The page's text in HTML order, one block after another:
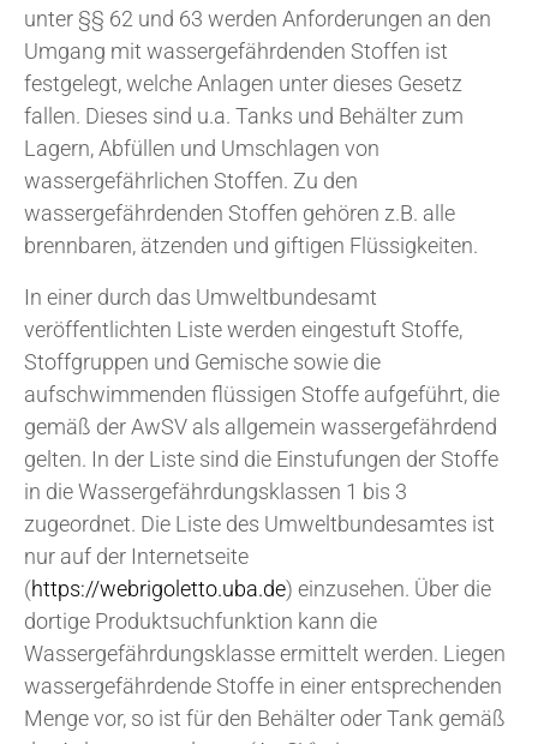
unter §§ 62 und 63 werden Anforderungen an den
Umgang mit wassergefährdenden Stoffen ist
festgelegt, welche Anlagen unter dieses Gesetz
fallen. Dieses sind u.a. Tanks und Behälter zum
Lagern, Abfüllen und Umschlagen von
wassergefährlichen Stoffen. Zu den
wassergefährdenden Stoffen gehören z.B. alle
brennbaren, ätzenden und giftigen Flüssigkeiten.
In einer durch das Umweltbundesamt
veröffentlichten Liste werden eingestuft Stoffe,
Stoffgruppen und Gemische sowie die
aufschwimmenden flüssigen Stoffe aufgeführt, die
gemäß der AwSV als allgemein wassergefährdend
gelten. In der Liste sind die Einstufungen der Stoffe
in die Wassergefährdungsklassen 1 bis 3
zugeordnet. Die Liste des Umweltbundesamtes ist
nur auf der Internetseite
(https://webrigoletto.uba.de) einzusehen. Über die
dortige Produktsuchfunktion kann die
Wassergefährdungsklasse ermittelt werden. Liegen
wassergefährdende Stoffe in einer entsprechenden
Menge vor, so ist für den Behälter oder Tank gemäß